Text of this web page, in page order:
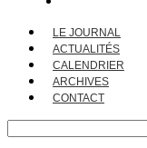
LE JOURNAL
ACTUALITÉS
CALENDRIER
ARCHIVES
CONTACT